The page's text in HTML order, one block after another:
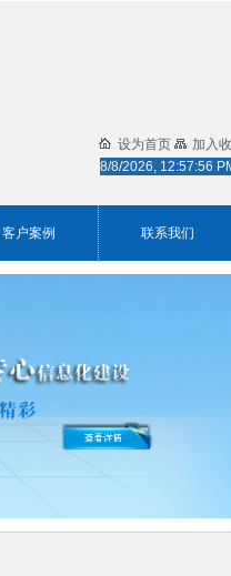
客户案例 联系我们
8/8/2026, 12:57:56
设为首页 加入